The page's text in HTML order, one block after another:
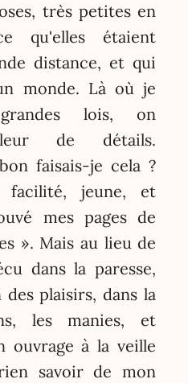
très petites en
qu'elles étaient
distance, et qui
monde. Là où je
lois, on
de détails.
faisais-je cela ?
facilité, jeune, et
mes pages de
». Mais au lieu de
dans la paresse,
plaisirs, dans la
les manies, et
ouvrage à la veille
savoir de mon